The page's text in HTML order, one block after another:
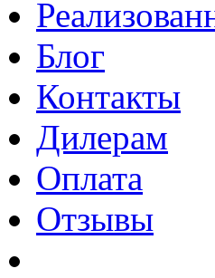
Блог
Контакты
Дилерам
Оплата
Отзывы